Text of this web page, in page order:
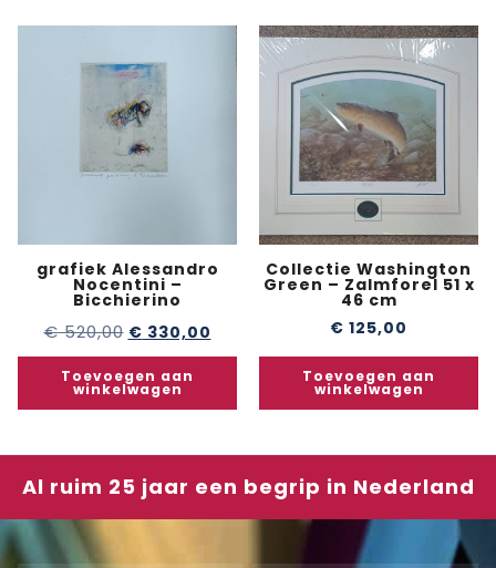
grafiek Alessandro
Nocentini –
Bicchierino
€520,00 € 330,00
Toevoegen aan
winkelwagen
Collectie Washington
Green – Zalmforel 51 x
46 cm
€ 125,00
Toevoegen aan
winkelwagen
Al ruim 25 jaar een begrip in Nederland